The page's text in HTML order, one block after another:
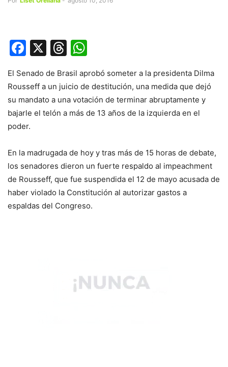
Facebook
X Threads
El Senado de Brasil aprobó someter a la presidenta Dilma
Rousseff a un juicio de destitución, una medida que dejó
su mandato a una votación de terminar abruptamente y
bajarle el telón a más de 13 años de la izquierda en el
poder.
En la madrugada de hoy y tras más de 15 horas de debate,
los senadores dieron un fuerte respaldo al impeachment
de Rousseff, que fue suspendida el 12 de mayo acusada de
haber violado la Constitución al autorizar gastos a
espaldas del Congreso.